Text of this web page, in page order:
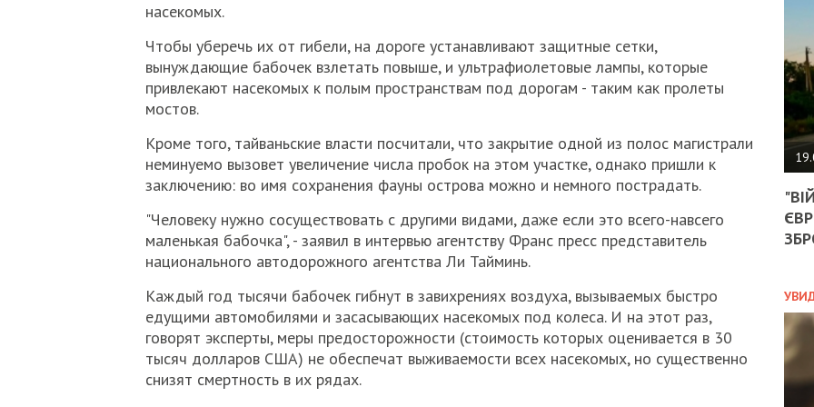
насекомых.
Чтобы уберечь их от гибели, на дороге устанавливают защитные сетки,
вынуждающие бабочек взлетать повыше, и ультрафиолетовые лампы, которые
привлекают насекомых к полым пространствам под дорогам - таким как пролеты
мостов.
Кроме того, тайваньские власти посчитали, что закрытие одной из полос магистрали
неминуемо вызовет увеличение числа пробок на этом участке, однако пришли к
заключению: во имя сохранения фауны острова можно и немного пострадать.
"Человеку нужно сосуществовать с другими видами, даже если это всего-навсего
маленькая бабочка", - заявил в интервью агентству Франс пресс представитель
национального автодорожного агентства Ли Тайминь.
Каждый год тысячи бабочек гибнут в завихрениях воздуха, вызываемых быстро
едущими автомобилями и засасывающих насекомых под колеса. И на этот раз,
говорят эксперты, меры предосторожности (стоимость которых оценивается в 30
тысяч долларов США) не обеспечат выживаемости всех насекомых, но существенно
снизят смертность в их рядах.
НА